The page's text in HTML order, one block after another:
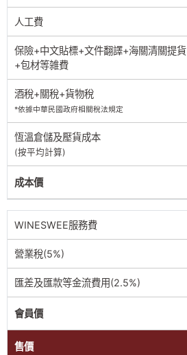
人工費
保險+中文貼標+文件翻譯+海關清關提貨
+包材等雑費
酒稅+關稅+貨物稅
*依據中華民國政府相關稅法規定
恆溫倉儲及壓貨成本
(按平均計算)
成本價
WINESWEE服務費
營業稅(5%)
匯差及匯款等金流費用(2.5%)
會員價
售價